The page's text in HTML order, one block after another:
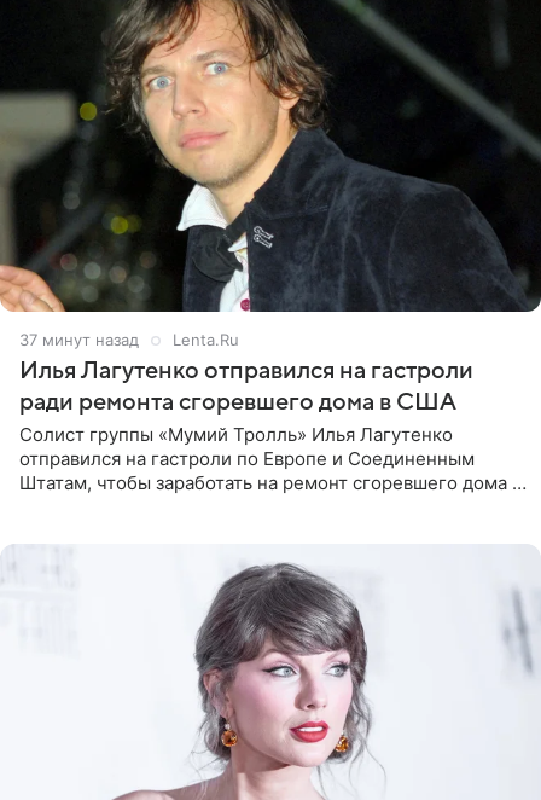
37 минут назад Lenta.Ru
Илья Лагутенко отправился на гастроли
ради ремонта сгоревшего дома в США
Солист группы «Мумий Тролль» Илья Лагутенко
отправился на гастроли по Европе и Соединенным
Штатам, чтобы заработать на ремонт сгоревшего дома в